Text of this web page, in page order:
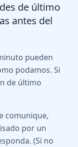
de último
antes del
pueden
podamos. Si
de último
comunique,
por un
(Si no